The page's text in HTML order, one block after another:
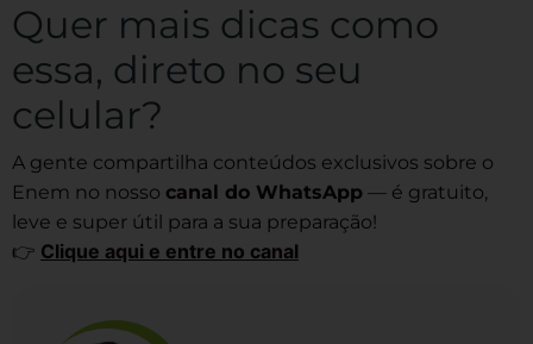
Quer mais dicas como
essa, direto no seu
celular?
A gente compartilha conteúdos exclusivos sobre o
Enem no nosso canal do WhatsApp — é gratuito,
leve e super útil para a sua preparação!
👉 Clique aqui e entre no canal